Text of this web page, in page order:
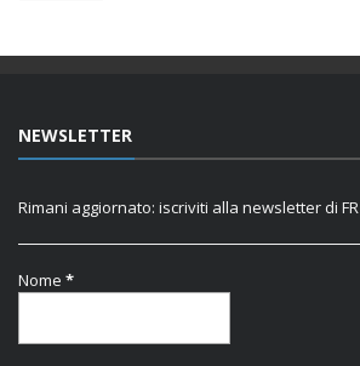
NEWSLETTER
Rimani aggiornato: iscriviti alla newsletter di FR
Nome *